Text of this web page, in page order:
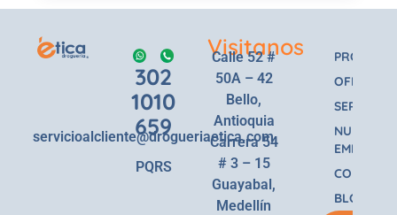
302
1010
659
servicioalcliente@drogueriaetica.com
PQRS
Visitanos
Calle 52 #
50A – 42
Bello,
Antioquia
Carrera 54
# 3 – 15
Guayabal,
Medellín
OFERTAS
SERVICIOS
NUESTRA
EMPRESA
BLOG